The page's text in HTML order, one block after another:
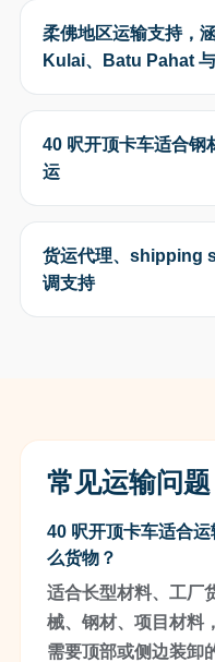
柔佛地区运输支持，
Kulai、Batu Pahat
40 呎开顶卡车适合钢
运
货运代理、shipping
调支持
常见运输问题
40 呎开顶卡车适合运
么货物？
适合长型材料、工厂
械、钢材、项目材料
需要顶部或侧边装卸